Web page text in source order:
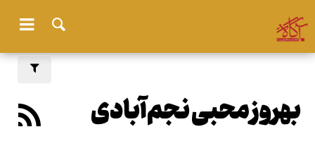
بهروز محبی نجم‌آبادی